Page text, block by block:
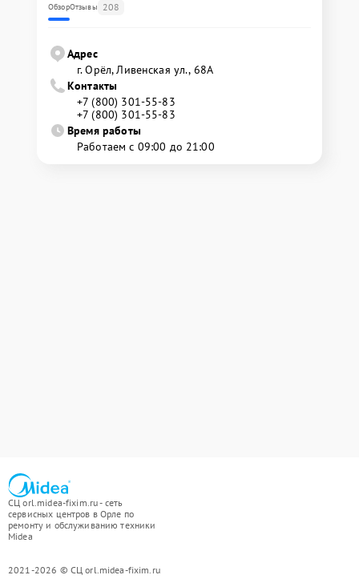
ОбзорОтзывы 208
Адрес
г. Орёл, Ливенская ул., 68А
Контакты
+7 (800) 301-55-83
+7 (800) 301-55-83
Время работы
Работаем с 09:00 до 21:00
СЦ orl.midea-fixim.ru - сеть
сервисных центров в Орле по
ремонту и обслуживанию техники
Midea
2021-2026 © СЦ orl.midea-fixim.ru